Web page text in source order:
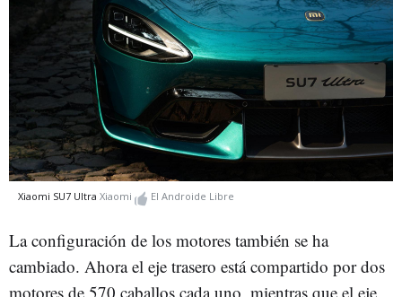
Xiaomi SU7 Ultra Xiaomi El Androide Libre
La configuración de los motores también se ha
cambiado. Ahora el eje trasero está compartido por dos
motores de 570 caballos cada uno, mientras que el eje